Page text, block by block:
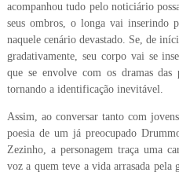
acompanhou tudo pelo noticiário
seus ombros, o longa vai inserindo
naquele cenário devastado. Se, de
gradativamente, seu corpo vai se
que se envolve com os dramas das
tornando a identificação inevitável.
Assim, ao conversar tanto com
poesia de um já preocupado
Zezinho, a personagem traça uma
voz a quem teve a vida arrasada pela